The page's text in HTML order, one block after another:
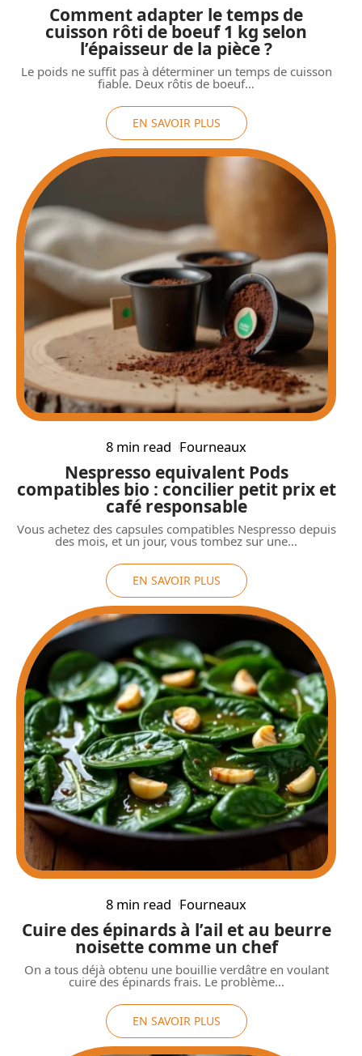
Comment adapter le temps de
cuisson rôti de boeuf 1 kg selon
l’épaisseur de la pièce ?
Le poids ne suffit pas à déterminer un temps de cuisson
fiable. Deux rôtis de boeuf…
EN SAVOIR PLUS
8 min read Fourneaux
Nespresso equivalent Pods
compatibles bio : concilier petit prix et
café responsable
Vous achetez des capsules compatibles Nespresso depuis
des mois, et un jour, vous tombez sur une…
EN SAVOIR PLUS
8 min read Fourneaux
Cuire des épinards à l’ail et au beurre
noisette comme un chef
On a tous déjà obtenu une bouillie verdâtre en voulant
cuire des épinards frais. Le problème…
EN SAVOIR PLUS